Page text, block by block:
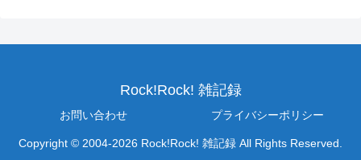
Rock!Rock! 雑記録
お問い合わせ プライバシーポリシー
Copyright © 2004-2026 Rock!Rock! 雑記録 All Rights Reserved.